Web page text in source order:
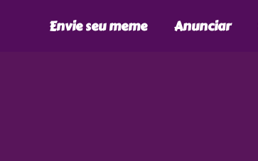
Envie seu meme Anunciar